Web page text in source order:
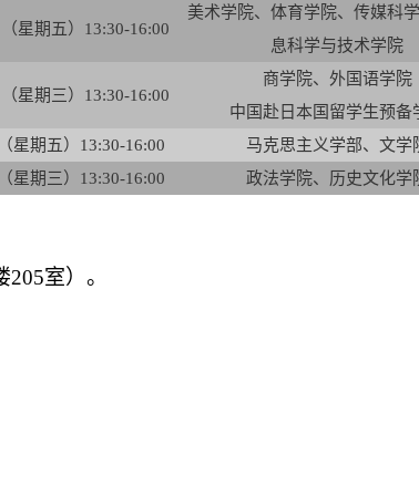
星期五）13:30-16:00
美术学院、体育学院、传媒科
息科学与技术学院
星期三）13:30-16:00
商学院、外国语学院
中国赴日本国留学生预备
星期五）13:30-16:00
马克思主义学部、文学
星期三）13:30-16:00 政法学院、历史文化学
室）。